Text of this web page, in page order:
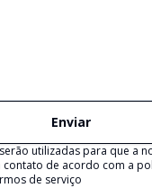
Enviar
utilizadas para que a
de acordo com a
de serviço